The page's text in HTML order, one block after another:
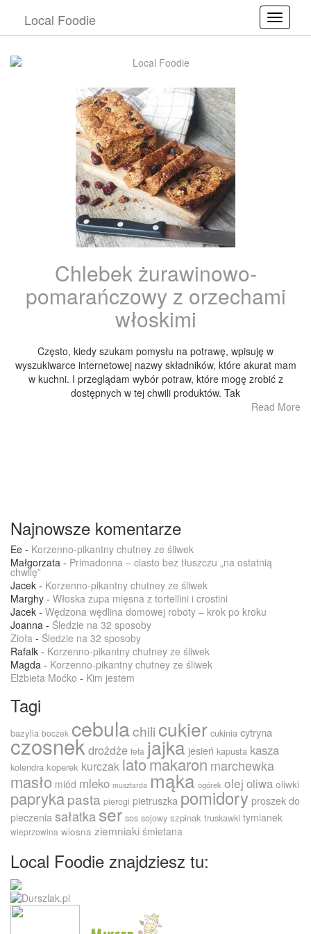
Local Foodie
Chlebek żurawinowo-
pomarańczowy z orzechami
włoskimi
Często, kiedy szukam pomysłu na potrawę, wpisuję w
wyszukiwarce internetowej nazwy składników, które akurat mam
w kuchni. I przeglądam wybór potraw, które mogę zrobić z
dostępnych w tej chwili produktów. Tak
Read More
Najnowsze komentarze
Ee - Korzenno-pikantny chutney ze śliwek
Małgorzata - Primadonna – ciasto bez tłuszczu „na ostatnią
chwilę”
Jacek - Korzenno-pikantny chutney ze śliwek
Marghy - Włoska zupa mięsna z tortellini i crostini
Jacek - Wędzona wędlina domowej roboty – krok po kroku
Joanna - Śledzie na 32 sposoby
Zioła - Śledzie na 32 sposoby
Rafalk - Korzenno-pikantny chutney ze śliwek
Magda - Korzenno-pikantny chutney ze śliwek
Elżbieta Moćko - Kim jestem
Tagi
bazylia boczek cebulachili cukier cukinia cytryna
czosnekdrożdże feta jajka jesień kapusta kasza
kolendra koperek kurczak latomakaron marchewka
masło miód mleko musztarda mąka ogórek olej oliwa oliwki
paprykapasta pierogi pietruszka pomidory proszek do
pieczenia sałatkaser sos sojowy szpinak truskawki tymianek
wieprzowina wiosna ziemniaki śmietana
Local Foodie znajdziesz tu: